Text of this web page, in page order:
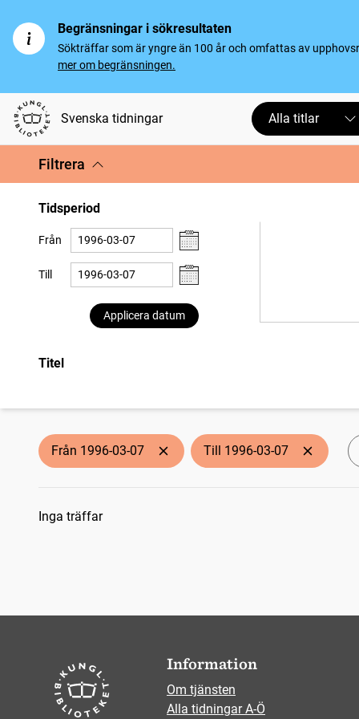
Begränsningar i sökresultaten
Sökträffar som är yngre än 100 år och omfattas av
mer om begränsningen.
Svenska tidningar Alla titlar
Filtrera
Tidsperiod
Från
Till
Applicera datum
Titel
Från 1996-03-07 Till 1996-03-07
Sökresultat
Inga träffar
Information
Om tjänsten
Alla tidningar A-Ö